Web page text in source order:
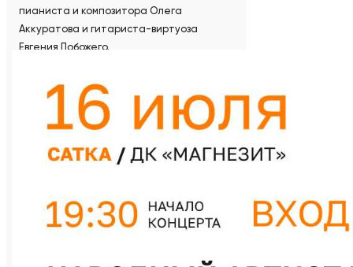
пианиста и композитора Олега
Аккуратова и гитариста-виртуоза
Евгения Побожего.